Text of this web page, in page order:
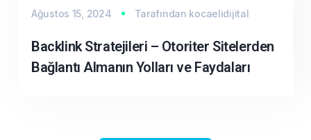
Ağustos 15, 2024 Tarafından kocaelidijital
Backlink Stratejileri – Otoriter Sitelerden
Bağlantı Almanın Yolları ve Faydaları